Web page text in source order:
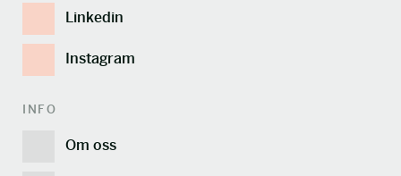
Linkedin
Instagram
INFO
Om oss